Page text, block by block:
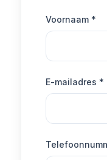
Voornaam *
E-mailadres *